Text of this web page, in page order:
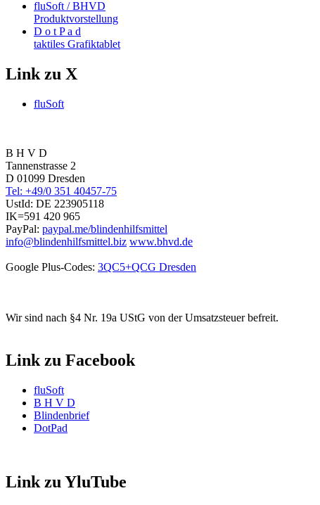
fluSoft / BHVD
Produktvorstellung
D o t P a d
taktiles Grafiktablet
Link zu X
fluSoft
B H V D
Tannenstrasse 2
D 01099 Dresden
Tel: +49/0 351 40457-75
UstId: DE 223905118
IK=591 420 965
PayPal: paypal.me/blindenhilfsmittel
info@blindenhilfsmittel.biz www.bhvd.de
Google Plus-Codes: 3QC5+QCG Dresden
Wir sind nach §4 Nr. 19a UStG von der Umsatzsteuer befreit.
Link zu Facebook
fluSoft
B H V D
Blindenbrief
DotPad
Link zu YluTube